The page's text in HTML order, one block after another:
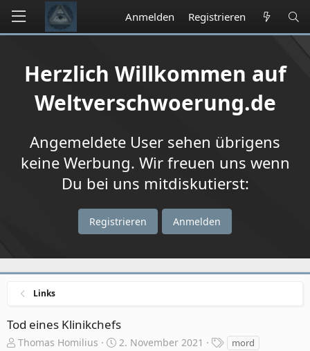
Anmelden Registrieren
Herzlich Willkommen auf
Weltverschwoerung.de
Angemeldete User sehen übrigens
keine Werbung. Wir freuen uns wenn
Du bei uns mitdiskutierst:
Registrieren Anmelden
Links
Tod eines Klinikchefs
E
Thomas Homilius
E
2. November 2021
S mord